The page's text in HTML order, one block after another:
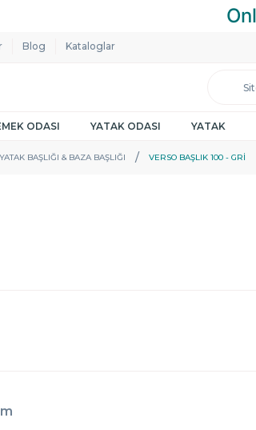
Blog Kataloglar
ODASI YATAK ODASI YATAK
YATAK BAŞLIĞI & BAZA BAŞLIĞI VERSO BAŞLIK 100 - GRI